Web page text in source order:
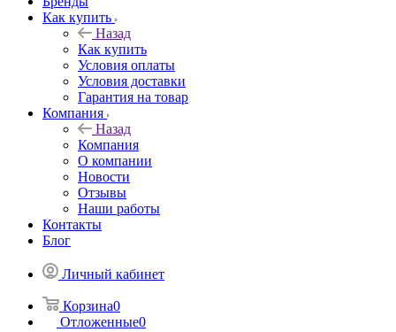
Как купить
Назад
Как купить
Условия оплаты
Условия доставки
Гарантия на товар
Компания
Назад
Компания
О компании
Новости
Отзывы
Наши работы
Контакты
Блог
Личный кабинет
Корзина0
Отложенные0